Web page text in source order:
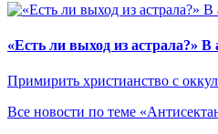
«Есть ли выход из астрала?» В
Примирить христианство с
Все новости по теме